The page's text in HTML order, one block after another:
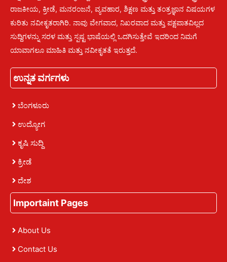
ರಾಜಕೀಯ, ಕ್ರೀಡೆ, ಮನರಂಜನೆ, ವ್ಯವಹಾರ, ಶಿಕ್ಷಣ ಮತ್ತು ತಂತ್ರಜ್ಞಾನ ವಿಷಯಗಳ
ಕುರಿತು ನವೀಕೃತರಾಗಿರಿ. ನಾವು ವೇಗವಾದ, ನಿಖರವಾದ ಮತ್ತು ಪಕ್ಷಪಾತವಿಲ್ಲದ
ಸುದ್ದಿಗಳನ್ನು ಸರಳ ಮತ್ತು ಸ್ಪಷ್ಟ ಭಾಷೆಯಲ್ಲಿ ಒದಗಿಸುತ್ತೇವೆ ಇದರಿಂದ ನಿಮಗೆ
ಯಾವಾಗಲೂ ಮಾಹಿತಿ ಮತ್ತು ನವೀಕೃತತೆ ಇರುತ್ತದೆ.
ಉನ್ನತ ವರ್ಗಗಳು
ಬೆಂಗಳೂರು
ಉದ್ಯೋಗ
ಕೃಷಿ ಸುದ್ದಿ
ಕ್ರೀಡೆ
ದೇಶ
Importaint Pages
About Us
Contact Us